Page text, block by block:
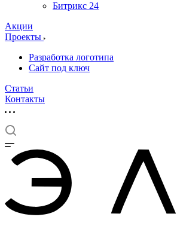
Битрикс 24
Акции
Проекты
Разработка логотипа
Сайт под ключ
Статьи
Контакты